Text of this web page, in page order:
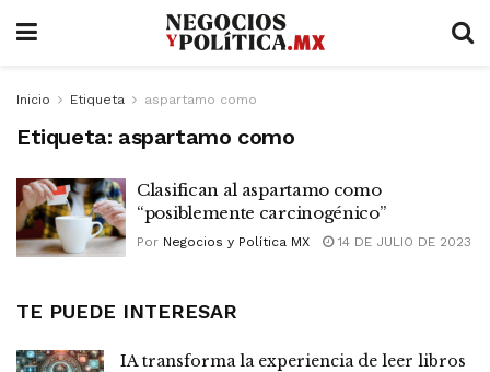
Inicio Etiqueta aspartamo como
Etiqueta: aspartamo como
Clasifican al aspartamo como
“posiblemente carcinogénico”
Por Negocios y Política MX 14 DE JULIO DE 2023
TE PUEDE INTERESAR
IA transforma la experiencia de leer libros